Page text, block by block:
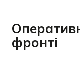
фронті